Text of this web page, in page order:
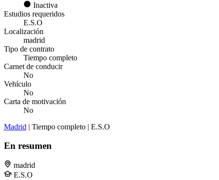
Inactiva
Estudios requeridos
E.S.O
Localización
madrid
Tipo de contrato
Tiempo completo
Carnet de conducir
No
Vehículo
No
Carta de motivación
No
Madrid | Tiempo completo | E.S.O
En resumen
madrid
E.S.O